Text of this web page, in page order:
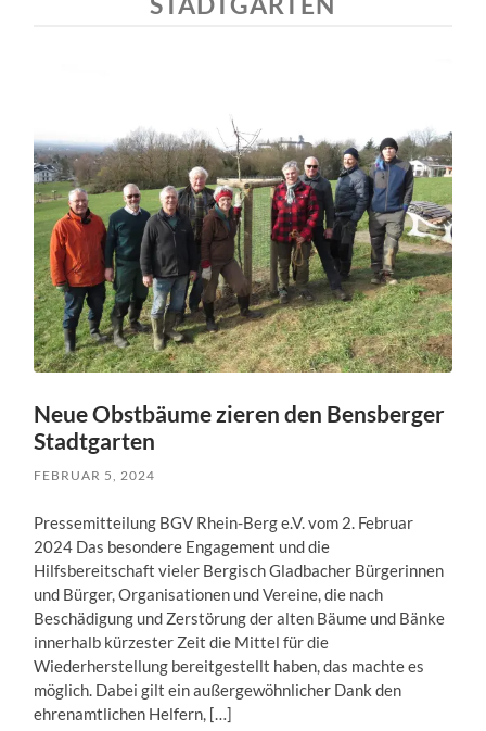
Neue Obstbäume zieren den Bensberger
Stadtgarten
FEBRUAR 5, 2024
Pressemitteilung BGV Rhein-Berg e.V. vom 2. Februar
2024 Das besondere Engagement und die
Hilfsbereitschaft vieler Bergisch Gladbacher Bürgerinnen
und Bürger, Organisationen und Vereine, die nach
Beschädigung und Zerstörung der alten Bäume und Bänke
innerhalb kürzester Zeit die Mittel für die
Wiederherstellung bereitgestellt haben, das machte es
möglich. Dabei gilt ein außergewöhnlicher Dank den
ehrenamtlichen Helfern, […]